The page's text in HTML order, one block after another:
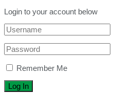
Login to your account below
Remember Me